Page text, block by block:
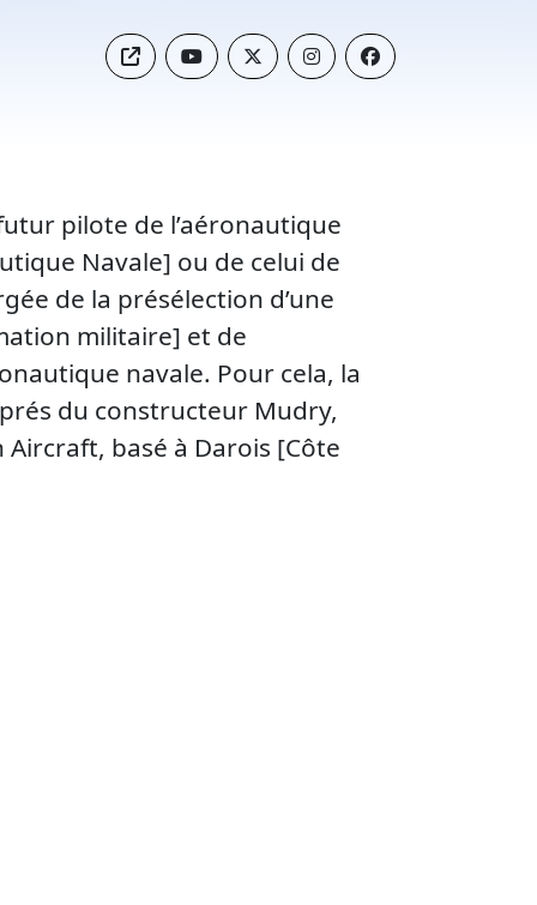
pilote de l’aéronautique
Navale] ou de celui de
de la présélection d’une
militaire] et de
navale. Pour cela, la
du constructeur Mudry,
basé à Darois [Côte